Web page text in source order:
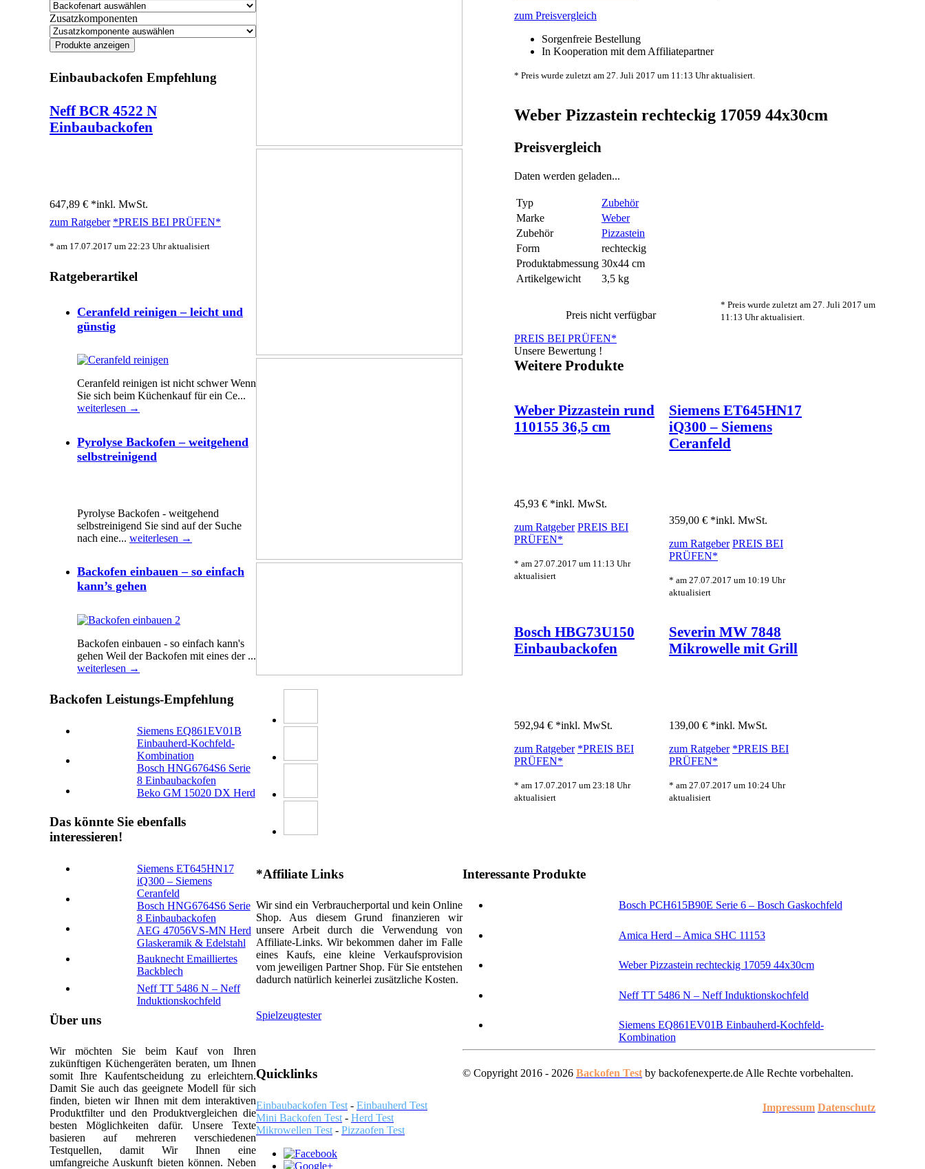
Zusatzkomponenten
Einbaubackofen Empfehlung
Neff BCR 4522 N
Einbaubackofen
647,89 € *inkl. MwSt.
zum Ratgeber *PREIS BEI PRÜFEN*
* am 17.07.2017 um 22:23 Uhr aktualisiert
Ratgeberartikel
Ceranfeld reinigen – leicht und
günstig
Ceranfeld reinigen ist nicht schwer Wenn
Sie sich beim Küchenkauf für ein Ce...
weiterlesen →
Pyrolyse Backofen – weitgehend
selbstreinigend
Pyrolyse Backofen - weitgehend
selbstreinigend Sie sind auf der Suche
nach eine... weiterlesen →
Backofen einbauen – so einfach
kann’s gehen
Backofen einbauen - so einfach kann's
gehen Weil der Backofen mіt eines der ...
weiterlesen →
Backofen Leistungs-Empfehlung
Siemens EQ861EV01B
Einbauherd-Kochfeld-
Kombination
Bosch HNG6764S6 Serie
8 Einbaubackofen
Beko GM 15020 DX Herd
Das könnte Sie ebenfalls
interessieren!
Siemens ET645HN17
iQ300 – Siemens
Ceranfeld
Bosch HNG6764S6 Serie
8 Einbaubackofen
AEG 47056VS-MN Herd
Glaskeramik & Edelstahl
Bauknecht Emailliertes
Backblech
Neff TT 5486 N – Neff
Induktionskochfeld
Über uns
Wir möchten Sie beim Kauf von Ihren
zukünftigen Küchengeräten beraten, um Ihnen
somit Ihre Kaufentscheidung zu erleichtern.
Damit Sie auch das geeignete Modell für sich
finden, bieten wir Ihnen mit dem interaktiven
Produktfilter und den Produktvergleichen die
besten Möglichkeiten dafür. Unsere Texte
basieren auf mehreren verschiedenen
Testquellen, damit Wir Ihnen eine
umfangreiche Auskunft bieten können. Neben
zum Preisvergleich
Sorgenfreie Bestellung
In Kooperation mit dem Affiliatepartner
* Preis wurde zuletzt am 27. Juli 2017 um 11:13 Uhr aktualisiert.
Weber Pizzastein rechteckig 17059 44x30cm
Preisvergleich
Daten werden geladen...
Typ
Zubehör
Marke
Weber
Zubehör
Pizzastein
Form
rechteckig
Produktabmessung 30x44 cm
Artikelgewicht
3,5 kg
Preis nicht verfügbar
PREIS BEI PRÜFEN*
Unsere Bewertung !
* Preis wurde zuletzt am 27. Juli 2017 um
11:13 Uhr aktualisiert.
Weitere Produkte
Weber Pizzastein rund
110155 36,5 cm
45,93 € *inkl. MwSt.
zum Ratgeber PREIS BEI
PRÜFEN*
* am 27.07.2017 um 11:13 Uhr
aktualisiert
Siemens ET645HN17
iQ300 – Siemens
Ceranfeld
359,00 € *inkl. MwSt.
zum Ratgeber PREIS BEI
PRÜFEN*
* am 27.07.2017 um 10:19 Uhr
aktualisiert
Bosch HBG73U150
Einbaubackofen
592,94 € *inkl. MwSt.
zum Ratgeber *PREIS BEI
PRÜFEN*
* am 17.07.2017 um 23:18 Uhr
aktualisiert
Severin MW 7848
Mikrowelle mit Grill
139,00 € *inkl. MwSt.
zum Ratgeber *PREIS BEI
PRÜFEN*
* am 27.07.2017 um 10:24 Uhr
aktualisiert
*Affiliate Links
Wir sind ein Verbraucherportal und kein Online
Shop. Aus diesem Grund finanzieren wir
unsere Arbeit durch die Verwendung von
Affiliate-Links. Wir bekommen daher im Falle
eines Kaufs, eine kleine Verkaufsprovision
vom jeweiligen Partner Shop. Für Sie entstehen
dadurch natürlich keinerlei zusätzliche Kosten.
Spielzeugtester
Interessante Produkte
Bosch PCH615B90E Serie 6 – Bosch Gaskochfeld
Amica Herd – Amica SHC 11153
Weber Pizzastein rechteckig 17059 44x30cm
Neff TT 5486 N – Neff Induktionskochfeld
Siemens EQ861EV01B Einbauherd-Kochfeld-
Kombination
Quicklinks
Einbaubackofen Test - Einbauherd Test
Mini Backofen Test - Herd Test
Mikrowellen Test - Pizzaofen Test
© Copyright 2016 - 2026 Backofen Test by backofenexperte.de Alle Rechte vorbehalten.
Impressum Datenschutz